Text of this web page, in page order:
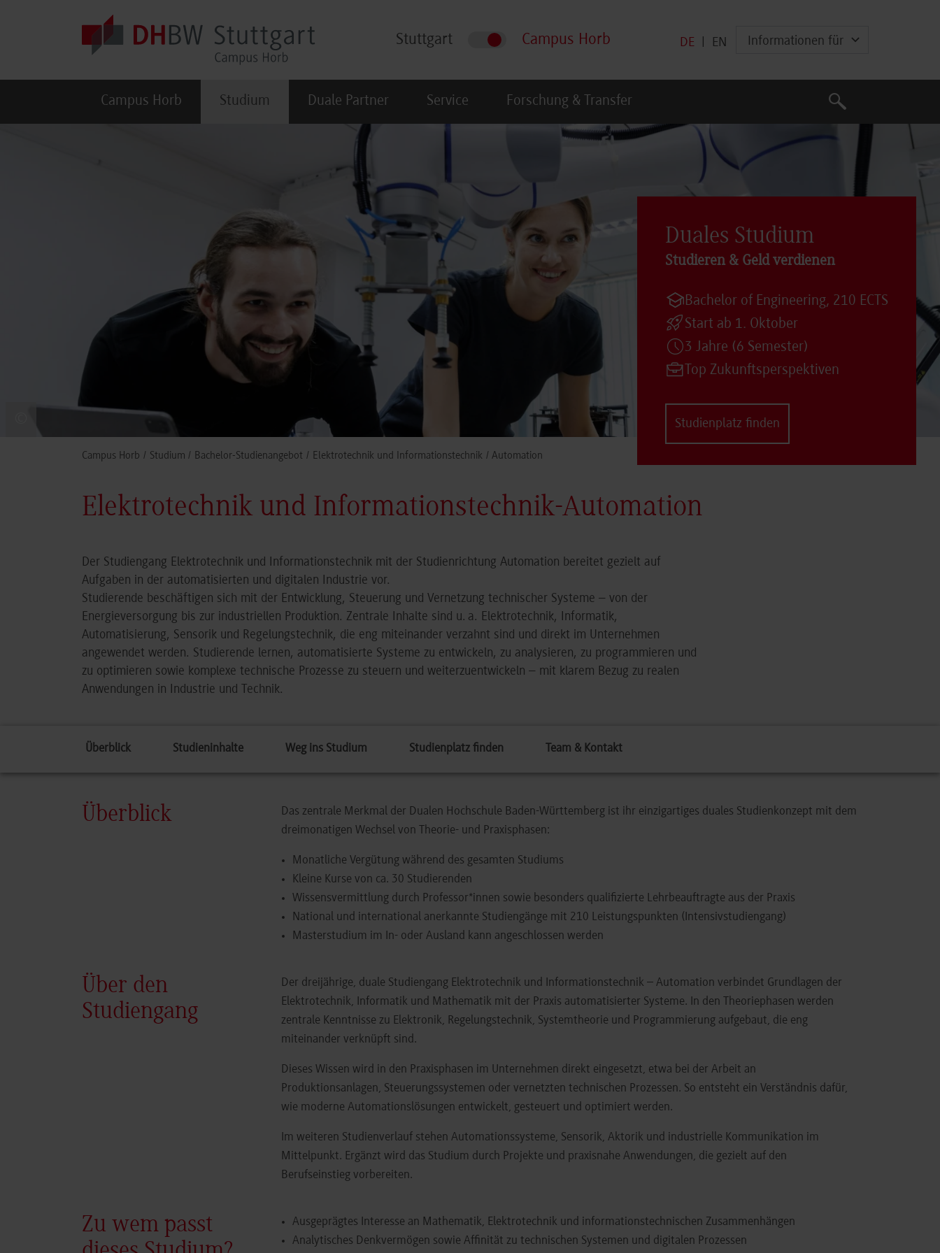
Stuttgart Campus Horb DE EN Informationen für
Campus Horb Studium Duale Partner Service Forschung & Transfer
Suche
Suche
Duales Studium
Studieren & Geld verdienen
Bachelor of Engineering, 210 ECTS
Start ab 1. Oktober
3 Jahre (6 Semester)
Top Zukunftsperspektiven
Studienplatz finden
Campus Horb Studium Bachelor-Studienangebot Elektrotechnik und Informationstechnik Automation
Elektrotechnik und Informationstechnik-Automation
Der Studiengang Elektrotechnik und Informationstechnik mit der Studienrichtung Automation bereitet gezielt auf
Aufgaben in der automatisierten und digitalen Industrie vor.
Studierende beschäftigen sich mit der Entwicklung, Steuerung und Vernetzung technischer Systeme – von der
Energieversorgung bis zur industriellen Produktion. Zentrale Inhalte sind u. a. Elektrotechnik, Informatik,
Automatisierung, Sensorik und Regelungstechnik, die eng miteinander verzahnt sind und direkt im Unternehmen
angewendet werden. Studierende lernen, automatisierte Systeme zu entwickeln, zu analysieren, zu programmieren und
zu optimieren sowie komplexe technische Prozesse zu steuern und weiterzuentwickeln – mit klarem Bezug zu realen
Anwendungen in Industrie und Technik.
Überblick Studieninhalte Weg ins Studium Studienplatz finden Team & Kontakt
Überblick
Das zentrale Merkmal der Dualen Hochschule Baden-Württemberg ist ihr einzigartiges duales Studienkonzept mit dem
dreimonatigen Wechsel von Theorie- und Praxisphasen:
Monatliche Vergütung während des gesamten Studiums
Kleine Kurse von ca. 30 Studierenden
Wissensvermittlung durch Professor*innen sowie besonders qualifizierte Lehrbeauftragte aus der Praxis
National und international anerkannte Studiengänge mit 210 Leistungspunkten (Intensivstudiengang)
Masterstudium im In- oder Ausland kann angeschlossen werden
Über den
Studiengang
Der dreijährige, duale Studiengang Elektrotechnik und Informationstechnik – Automation verbindet Grundlagen der
Elektrotechnik, Informatik und Mathematik mit der Praxis automatisierter Systeme. In den Theoriephasen werden
zentrale Kenntnisse zu Elektronik, Regelungstechnik, Systemtheorie und Programmierung aufgebaut, die eng
miteinander verknüpft sind.
Dieses Wissen wird in den Praxisphasen im Unternehmen direkt eingesetzt, etwa bei der Arbeit an
Produktionsanlagen, Steuerungssystemen oder vernetzten technischen Prozessen. So entsteht ein Verständnis dafür,
wie moderne Automationslösungen entwickelt, gesteuert und optimiert werden.
Im weiteren Studienverlauf stehen Automationssysteme, Sensorik, Aktorik und industrielle Kommunikation im
Mittelpunkt. Ergänzt wird das Studium durch Projekte und praxisnahe Anwendungen, die gezielt auf den
Berufseinstieg vorbereiten.
Zu wem passt
Ausgeprägtes Interesse an Mathematik, Elektrotechnik und informationstechnischen Zusammenhängen
Analytisches Denkvermögen sowie Affinität zu technischen Systemen und digitalen Prozessen